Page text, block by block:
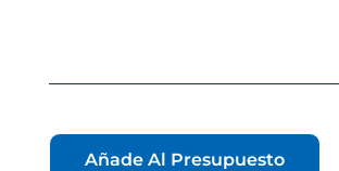
Añade Al Presupuesto